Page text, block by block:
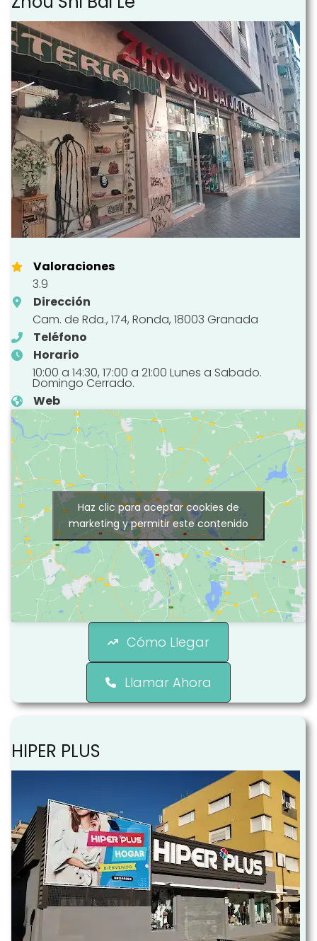
Valoraciones
3.9
Dirección
Cam. de Rda., 174, Ronda, 18003 Granada
Teléfono
Horario
10:00 a 14:30, 17:00 a 21:00 Lunes a Sabado.
Domingo Cerrado.
Web
Haz clic para aceptar cookies de
marketing y permitir este contenido
Cómo Llegar
Llamar Ahora
HIPER PLUS